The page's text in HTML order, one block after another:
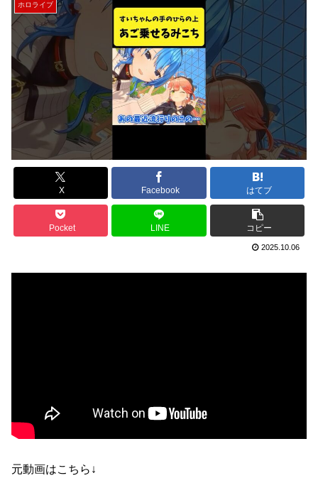
ホロライブ
X Facebook はてブ
Pocket LINE コピー
2025.10.06
元動画はこちら↓